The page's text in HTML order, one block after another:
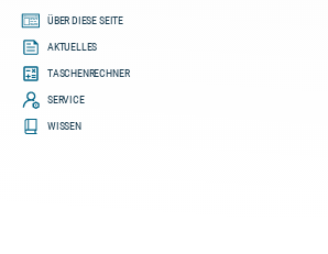
ÜBER DIESE SEITE
AKTUELLES
TASCHENRECHNER
SERVICE
WISSEN